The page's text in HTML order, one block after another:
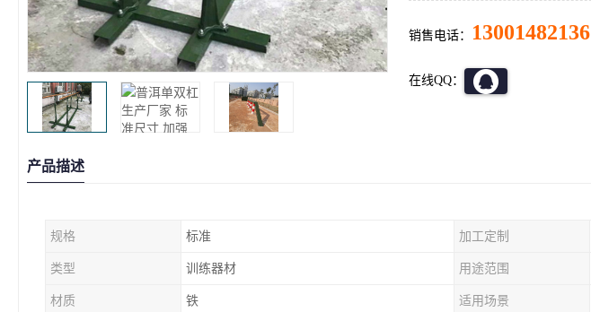
销售电话： 13001482136
在线QQ：
产品描述
规格 标准 加工定制
类型 训练器材 用途范围
材质 铁 适用场景